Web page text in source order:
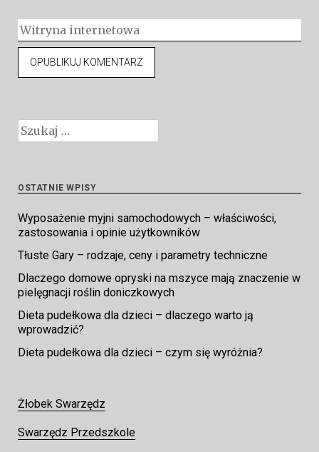
Szukaj:
OSTATNIE WPISY
Wyposażenie myjni samochodowych – właściwości,
zastosowania i opinie użytkowników
Tłuste Gary – rodzaje, ceny i parametry techniczne
Dlaczego domowe opryski na mszyce mają znaczenie w
pielęgnacji roślin doniczkowych
Dieta pudełkowa dla dzieci – dlaczego warto ją
wprowadzić?
Dieta pudełkowa dla dzieci – czym się wyróżnia?
Żłobek Swarzędz
Swarzędz Przedszkole